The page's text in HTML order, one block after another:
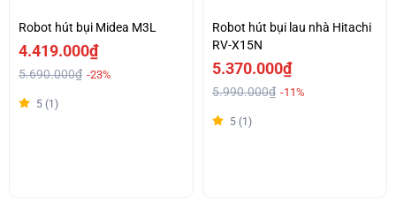
Robot hút bụi Midea M3L
4.419.000₫
5.690.000₫ -23%
5 (1)
Robot hút bụi lau nhà Hitachi
RV-X15N
5.370.000₫
5.990.000₫ -11%
5 (1)